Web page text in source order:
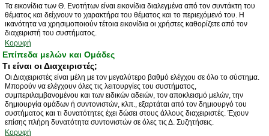
Τα εικονίδια των Θ. Ενοτήτων είναι εικονίδια διαλεγμένα από τον συντάκτη του
θέματος και δείχνουν το χαρακτήρα του θέματος και το περιεχόμενό του. Η
ικανότητα να χρησιμοποιούν τέτοια εικονίδια οι χρήστες καθορίζετε από τον
διαχειριστή του συστήματος.
Κορυφή
Επίπεδα μελών και Ομάδες
Τι είναι οι Διαχειριστές;
Οι Διαχειριστές είναι μέλη με τον μεγαλύτερο βαθμό ελέγχου σε όλο το σύστημα.
Μπορούν να ελέγχουν όλες τις λειτουργίες του συστήματος,
συμπεριλαμβανομένου και των ειδικών αδειών, τον αποκλεισμό μελών, την
δημιουργία ομάδων ή συντονιστών, κλπ., εξαρτάται από τον δημιουργό του
συστήματος και τι δυνατότητες έχει δώσει στους άλλους διαχειριστές. Έχουν
επίσης πλήρη δυνατότητα συντονιστών σε όλες τις Δ. Συζητήσεις.
Κορυφή